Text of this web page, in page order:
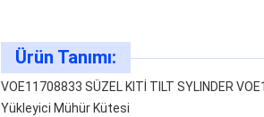
Ürün Tanımı:
VOE11708833 SÜZEL KITİ TILT SYLINDER
Yükleyici Mühür Kütesi